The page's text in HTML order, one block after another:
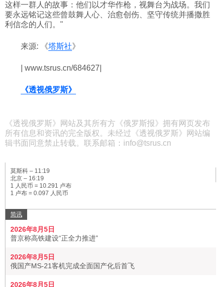
视听
这样一群人的故事：他们以才华作枪，视舞台为战场。我们
要永远铭记这些曾鼓舞人心、治愈创伤、坚守传统并播撒胜
利信念的人们。"
来源: 《塔斯社》
| www.tsrus.cn/684627|
《透视俄罗斯》
《透视俄罗斯》网站及其所有方《俄罗斯报》拥有网页发布
所有信息和资讯的完全版权。未经过《透视俄罗斯》网站编
辑书面同意禁止转载。联系邮箱：info@tsrus.cn
莫斯科 – 11:19
北京 – 16:19
1 人民币 = 10.291 卢布
1 卢布 = 0.097 人民币
简讯
2026年8月5日
普京称高铁建设“正全力推进”
2026年8月5日
俄国产MS-21客机完成全面国产化后首飞
2026年8月5日